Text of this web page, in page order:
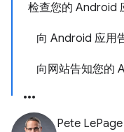
检查您的 Android
向 Android 应用
向网站告知您的
Pete LePage